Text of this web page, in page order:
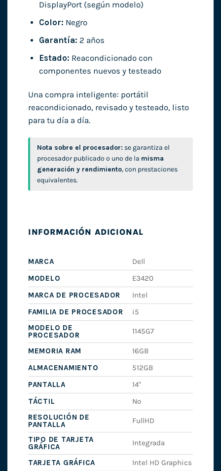
DisplayPort (según modelo)
Color: Negro
Garantía: 2 años
Estado: Reacondicionado con
componentes nuevos y testeado
Una compra inteligente: portátil
reacondicionado, revisado y testeado, listo
para tu día a día.
Nota sobre el procesador: se garantiza el
procesador publicado o uno de la misma
generación y rendimiento, con prestaciones
equivalentes.
INFORMACIÓN ADICIONAL
MARCA
Dell
MODELO
E3420
MARCA DE PROCESADOR
Intel
FAMILIA DE PROCESADOR
i5
MODELO DE
PROCESADOR
1145G7
MEMORIA RAM
16GB
ALMACENAMIENTO
512GB
PANTALLA
14"
TÁCTIL
No
RESOLUCIÓN DE
PANTALLA
FullHD
TIPO DE TARJETA
GRÁFICA
Integrada
TARJETA GRÁFICA
Intel HD Graphics